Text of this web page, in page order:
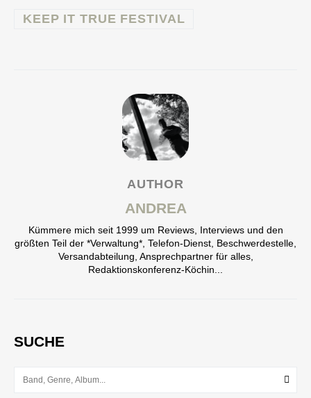
KEEP IT TRUE FESTIVAL
AUTHOR
ANDREA
Kümmere mich seit 1999 um Reviews, Interviews und den
größten Teil der *Verwaltung*, Telefon-Dienst, Beschwerdestelle,
Versandabteilung, Ansprechpartner für alles,
Redaktionskonferenz-Köchin...
SUCHE